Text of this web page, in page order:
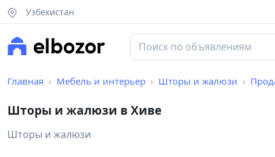
Узбекистан
Главная Мебель и интерьер Шторы и жалюзи
Шторы и жалюзи в Хиве
Шторы и жалюзи